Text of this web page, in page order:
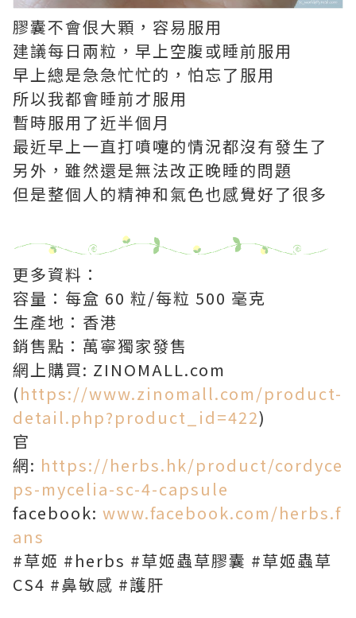
膠囊不會佷大顆，容易服用
建議每日兩粒，早上空腹或睡前服用
早上總是急急忙忙的，怕忘了服用
所以我都會睡前才服用
暫時服用了近半個月
最近早上一直打噴嚏的情況都沒有發生了
另外，雖然還是無法改正晚睡的問題
但是整個人的精神和氣色也感覺好了很多
更多資料：
容量：每盒 60 粒/每粒 500 毫克
生產地：香港
銷售點：萬寧獨家發售
網上購買: ZINOMALL.com
(https://www.zinomall.com/product-
detail.php?product_id=422)
官
網: https://herbs.hk/product/cordyce
ps-mycelia-sc-4-capsule
facebook: www.facebook.com/herbs.f
ans
#草姬 #herbs #草姬蟲草膠囊 #草姬蟲草
CS4 #鼻敏感 #護肝